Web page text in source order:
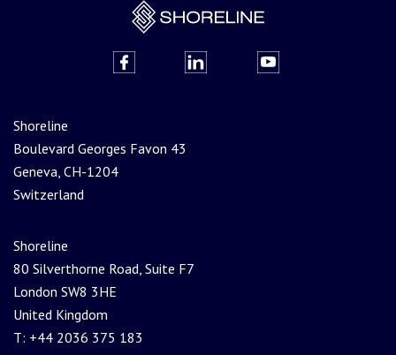
Shoreline
Boulevard Georges Favon 43
Geneva, CH-1204
Switzerland
Shoreline
80 Silverthorne Road, Suite F7
London SW8 3HE
United Kingdom
T: +44 2036 375 183